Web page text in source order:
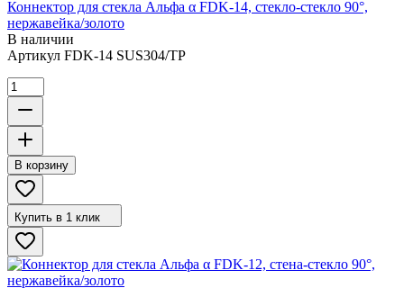
Коннектор для стекла Альфа α FDK-14, стекло-стекло 90°,
нержавейка/золото
В наличии
Артикул FDK-14 SUS304/TP
В корзину
Купить в 1 клик